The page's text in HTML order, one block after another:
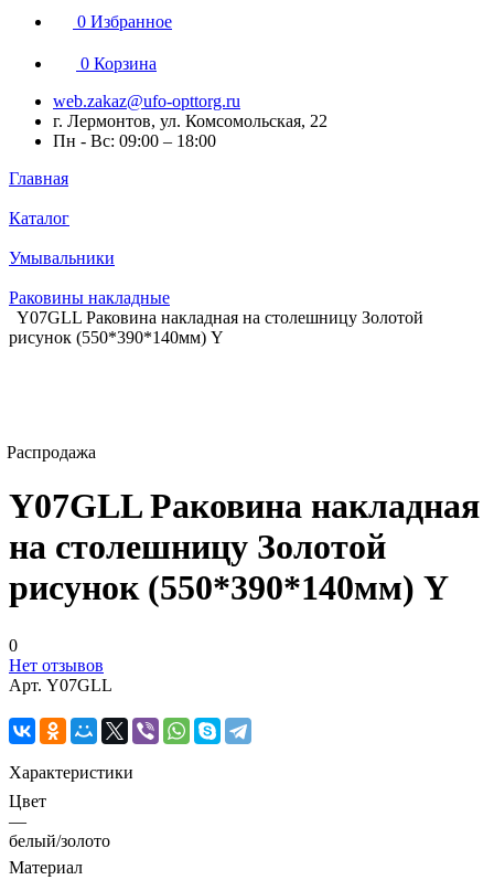
0 Избранное
0 Корзина
web.zakaz@ufo-opttorg.ru
г. Лермонтов, ул. Комсомольская, 22
Пн - Вс: 09:00 – 18:00
Главная
Каталог
Умывальники
Раковины накладные
Y07GLL Раковина накладная на столешницу Золотой
рисунок (550*390*140мм) Y
Распродажа
Y07GLL Раковина накладная
на столешницу Золотой
рисунок (550*390*140мм) Y
0
Нет отзывов
Арт. Y07GLL
Характеристики
Цвет
—
белый/золото
Материал